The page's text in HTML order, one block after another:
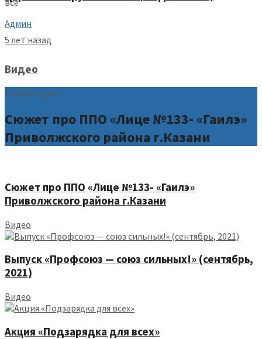
все
Админ
5 лет назад
Видео
Сейчас играет
Сюжет про ППО «Лице №133- «Гаилэ»
Приволжского района г.Казани
Сюжет про ППО «Лице №133- «Гаилэ»
Приволжского района г.Казани
Видео
Выпуск «Профсоюз — союз сильных!» (сентябрь,
2021)
Видео
Акция «Подзарядка для всех»